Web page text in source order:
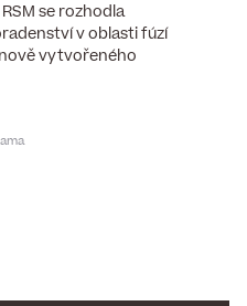
se rozhodla
v oblasti fúzí
vytvořeného